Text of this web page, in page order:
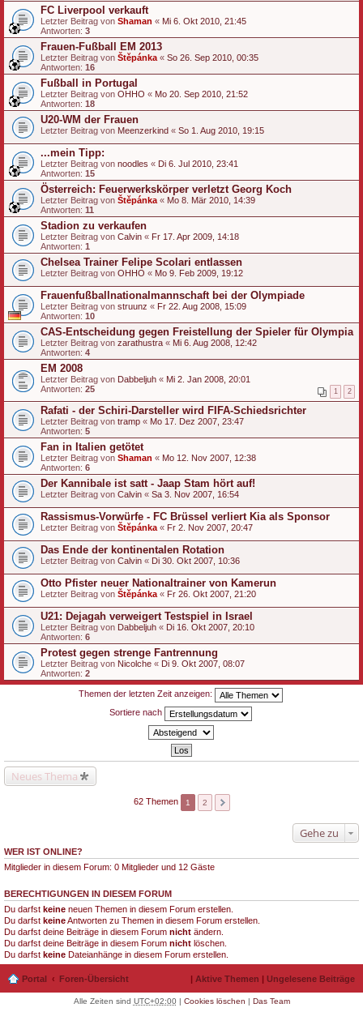
FC Liverpool verkauft
Letzter Beitrag von Shaman « Mi 6. Okt 2010, 21:45
Antworten: 3
Frauen-Fußball EM 2013
Letzter Beitrag von Štěpánka « So 26. Sep 2010, 00:35
Antworten: 16
Fußball in Portugal
Letzter Beitrag von OHHO « Mo 20. Sep 2010, 21:52
Antworten: 18
U20-WM der Frauen
Letzter Beitrag von Meenzerkind « So 1. Aug 2010, 19:15
...mein Tipp:
Letzter Beitrag von noodles « Di 6. Jul 2010, 23:41
Antworten: 15
Österreich: Feuerwerkskörper verletzt Georg Koch
Letzter Beitrag von Štěpánka « Mo 8. Mär 2010, 14:39
Antworten: 11
Stadion zu verkaufen
Letzter Beitrag von Calvin « Fr 17. Apr 2009, 14:18
Antworten: 1
Chelsea Trainer Felipe Scolari entlassen
Letzter Beitrag von OHHO « Mo 9. Feb 2009, 19:12
Frauenfußballnationalmannschaft bei der Olympiade
Letzter Beitrag von struunz « Fr 22. Aug 2008, 15:09
Antworten: 10
CAS-Entscheidung gegen Freistellung der Spieler für Olympia
Letzter Beitrag von zarathustra « Mi 6. Aug 2008, 12:42
Antworten: 4
EM 2008
Letzter Beitrag von Dabbeljuh « Mi 2. Jan 2008, 20:01
Antworten: 25 1 2
Rafati - der Schiri-Darsteller wird FIFA-Schiedsrichter
Letzter Beitrag von tramp « Mo 17. Dez 2007, 23:47
Antworten: 5
Fan in Italien getötet
Letzter Beitrag von Shaman « Mo 12. Nov 2007, 12:38
Antworten: 6
Der Kannibale ist satt - Jaap Stam hört auf!
Letzter Beitrag von Calvin « Sa 3. Nov 2007, 16:54
Rassismus-Vorwürfe - FC Brüssel verliert Kia als Sponsor
Letzter Beitrag von Štěpánka « Fr 2. Nov 2007, 20:47
Das Ende der kontinentalen Rotation
Letzter Beitrag von Calvin « Di 30. Okt 2007, 10:36
Otto Pfister neuer Nationaltrainer von Kamerun
Letzter Beitrag von Štěpánka « Fr 26. Okt 2007, 21:20
U21: Dejagah verweigert Testspiel in Israel
Letzter Beitrag von Dabbeljuh « Di 16. Okt 2007, 20:10
Antworten: 6
Protest gegen strenge Fantrennung
Letzter Beitrag von Nicolche « Di 9. Okt 2007, 08:07
Antworten: 2
Themen der letzten Zeit anzeigen:
Sortiere nach
Neues Thema
62 Themen 1 2
Gehe zu
WER IST ONLINE?
Mitglieder in diesem Forum: 0 Mitglieder und 12 Gäste
BERECHTIGUNGEN IN DIESEM FORUM
Du darfst keine neuen Themen in diesem Forum erstellen.
Du darfst keineAntworten zu Themen in diesem Forum erstellen.
Du darfst deine Beiträge in diesem Forum nicht ändern.
Du darfst deine Beiträge in diesem Forum nicht löschen.
Du darfst keine Dateianhänge in diesem Forum erstellen.
Portal Foren-Übersicht | Aktive Themen | Ungelesene Beiträge
Alle Zeiten sind UTC+02:00| Cookies löschen | Das Team